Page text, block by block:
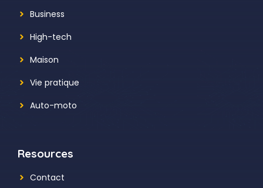
Business
High-tech
Maison
Vie pratique
Auto-moto
Resources
Contact